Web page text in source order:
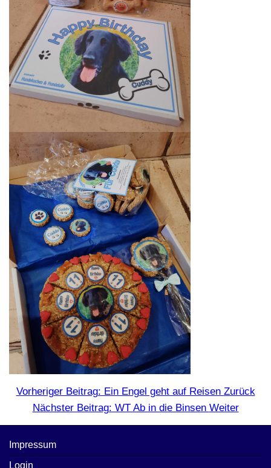
Vorheriger Beitrag: Ein Engel geht auf Reisen Zurück
Nächster Beitrag: WT Ab in die Binsen Weiter
Impressum
Login